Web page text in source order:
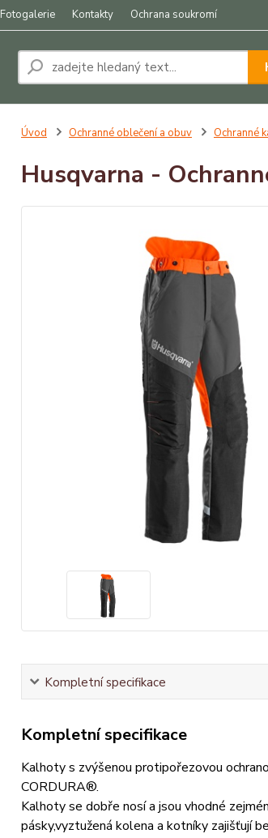
Fotogalerie Kontakty Ochrana soukromí
Úvod Ochranné oblečení a obuv Ochranné
Husqvarna -
Kompletní specifikace
Kompletní specifikace
Kalhoty s zvýšenou protipořezovou
CORDURA®.
Kalhoty se dobře nosí a jsou vhodné
pásky,vyztužená kolena a kotníky zajišťují